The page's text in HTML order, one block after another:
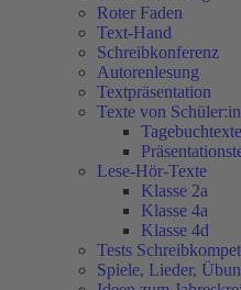
Roter Faden
Text-Hand
Schreibkonferenz
Autorenlesung
Textpräsentation
Texte von
Tagebuchtexte
Lese-Hör-Texte
Klasse 2a
Klasse 4a
Klasse 4d
Tests
Spiele, Lieder,